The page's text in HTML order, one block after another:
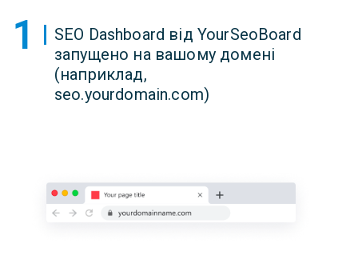
1
SEO Dashboard від YourSeoBoard
запущено на вашому домені
(наприклад,
seo.yourdomain.com)